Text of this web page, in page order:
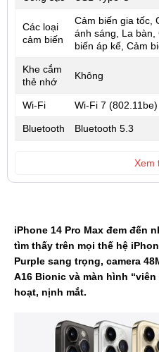
iPhone 14 Pro Max đem đến
tìm thấy trên mọi thế hệ
Purple sang trọng, camera
A16 Bionic và màn hình
hoạt, nịnh mắt.
Các loại
cảm biến
Cảm biến gia tốc,
ánh sáng, La bàn,
biến áp kế, Cảm
Khe cắm
thẻ nhớ
Không
Wi-Fi Wi‑Fi 7
Bluetooth Bluetooth 5.3
Xem